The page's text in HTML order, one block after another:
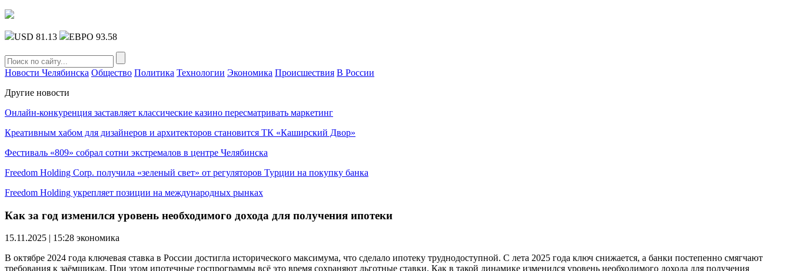
USD 81.13 ЕВРО 93.58
Новости Челябинска Общество Политика Технологии Экономика Происшествия В России
Другие новости
Онлайн-конкуренция заставляет классические казино пересматривать маркетинг
Креативным хабом для дизайнеров и архитекторов становится ТК «Каширский Двор»
Фестиваль «809» собрал сотни экстремалов в центре Челябинска
Freedom Holding Corp. получила «зеленый свет» от регуляторов Турции на покупку банка
Freedom Holding укрепляет позиции на международных рынках
Как за год изменился уровень необходимого дохода для получения ипотеки
15.11.2025 | 15:28 экономика
В октябре 2024 года ключевая ставка в России достигла исторического максимума, что сделало ипотеку труднодоступной. С лета 2025 года ключ снижается, а банки постепенно смягчают
требования к заёмщикам. При этом ипотечные госпрограммы всё это время сохраняют льготные ставки. Как в такой динамике изменился уровень необходимого дохода для получения